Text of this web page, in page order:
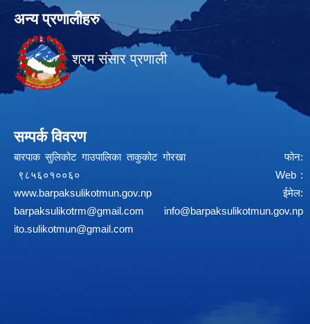
अन्य प्रणालीहरु
श्रम संसार प्रणाली
सम्पर्क विवरण
बारपाक सुलिकोट गाउपालिका ताकुकोट गोरखा फोन:
९८५६०१००६० Web :
www.barpaksulikotmun.gov.np
ईमेल:
barpaksulikotrm@gmail.com
info@barpaksulikotmun.gov.np
ito.sulikotmun@gmail.com